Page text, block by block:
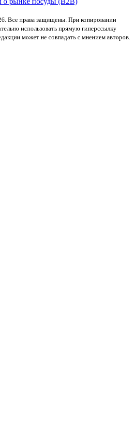
Все права защищены. При копировании
использовать прямую гиперссылку
может не совпадать с мнением авторов.